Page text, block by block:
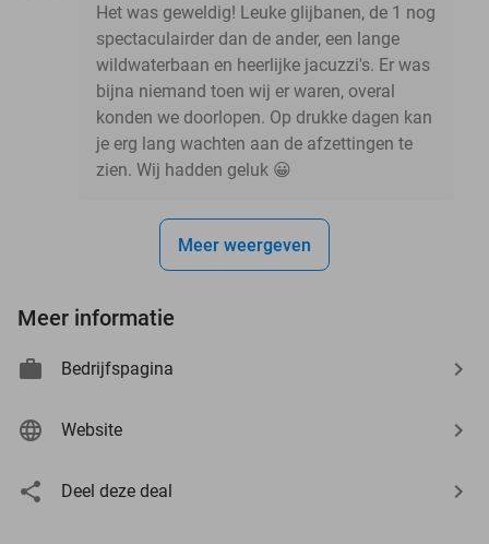
Het was geweldig! Leuke glijbanen, de 1 nog
spectaculairder dan de ander, een lange
wildwaterbaan en heerlijke jacuzzi's. Er was
bijna niemand toen wij er waren, overal
konden we doorlopen. Op drukke dagen kan
je erg lang wachten aan de afzettingen te
zien. Wij hadden geluk 😀
Meer weergeven
Meer informatie
Bedrijfspagina
Website
Deel deze deal